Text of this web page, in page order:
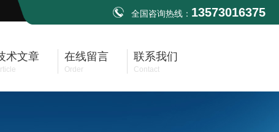
全国咨询热线： 13573016375
术文章 在线留言
Order
联系我们
Contact